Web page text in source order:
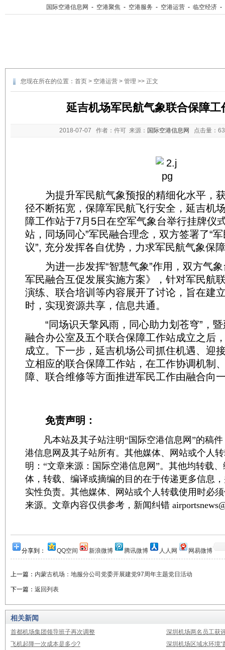
国际空港信息网 - 空港聚焦 - 空港服务 - 空港运营 - 临空经济 -
您现在所在的位置： 首页 > 空港运营 > 管理 >> 正文
延吉机场军民航气象联合保障工
2018-07-07 作者：仵可 来源： 国际空港信息网 点击量：
为提升军民航气象预报的精细化水平，
径不断拓宽，保障军民航飞行安全，延吉机
障工作站于7月5日在空军气象台举行挂牌仪
站，同场同心”军民融合理念，双方签署了“
议”, 充分发挥各自优势，力求军民航气象保
为进一步发挥“智慧气象”作用，双方气象
军民融合互促发展实施方案》，针对军民航
演练、联合培训等内容展开了讨论，旨在建
时，实现资源共享，信息共通。
“同场识天擎风雨，同心助力划苍穹”，暨
融合办公室及五个联合保障工作站成立之后
成立。下一步，延吉机场公司抓住机遇、迎
立相应的联合保障工作站，在工作协调机制
障、联合维修等方面推进军民工作由融合向
免责声明：
凡本站及其子站注明“国际空港信息网”的稿件
港信息网及其子站所有。其他媒体、网站或个人
明：“文章来源：国际空港信息网”。其他均转载
体，转载、编译或摘编的目的在于传递更多信息
实性负责。其他媒体、网站或个人转载使用时必
来源。文章内容仅供参考，新闻纠错
分享到： QQ空间 新浪微博 腾讯微博 人人网 网易微博
上一篇： 内蒙古机场：地服分公司党委开展建党97周年主题党日活动
下一篇： 返回列表
相关新闻
首都机场集团领导班子再次调整
深圳机场两名员工获
飞机起降一次成本是多少?
深圳机场区域水环境“